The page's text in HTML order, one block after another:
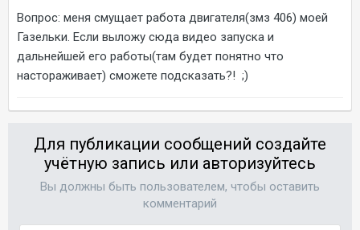
Вопрос: меня смущает работа двигателя(змз 406) моей
Газельки. Если выложу сюда видео запуска и
дальнейшей его работы(там будет понятно что
настораживает) сможете подсказать?! ;)
Для публикации сообщений создайте
учётную запись или авторизуйтесь
Вы должны быть пользователем, чтобы оставить
комментарий